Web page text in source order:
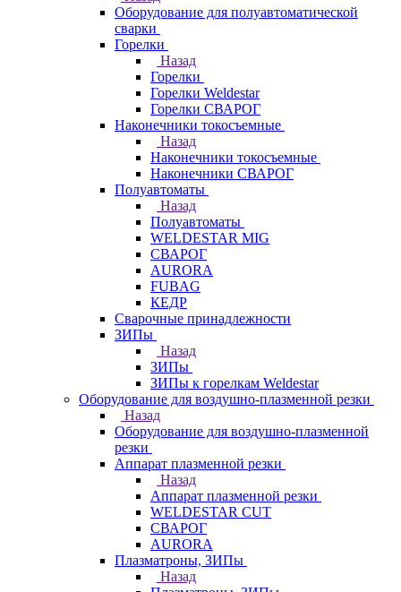
Оборудование для полуавтоматической
сварки
Горелки
Назад
Горелки
Горелки Weldestar
Горелки СВАРОГ
Наконечники токосъемные
Назад
Наконечники токосъемные
Наконечники СВАРОГ
Полуавтоматы
Назад
Полуавтоматы
WELDESTAR MIG
СВАРОГ
AURORA
FUBAG
КЕДР
Сварочные принадлежности
ЗИПы
Назад
ЗИПы
ЗИПы к горелкам Weldestar
Оборудование для воздушно-плазменной резки
Назад
Оборудование для воздушно-плазменной
резки
Аппарат плазменной резки
Назад
Аппарат плазменной резки
WELDESTAR CUT
СВАРОГ
AURORA
Плазматроны, ЗИПы
Назад